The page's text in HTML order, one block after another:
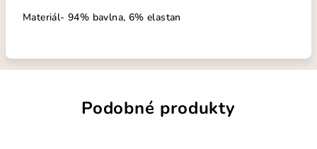
Materiál- 94% bavlna, 6% elastan
Podobné produkty